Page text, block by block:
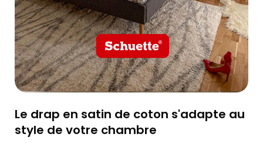
Le drap en satin de coton s'adapte au
style de votre chambre